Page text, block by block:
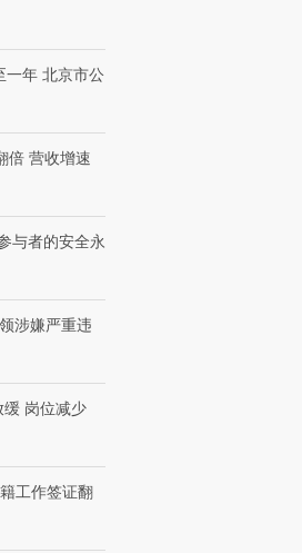
一年 北京市公
倍 营收增速
与者的安全永
涉嫌严重违
岗位减少
工作签证翻